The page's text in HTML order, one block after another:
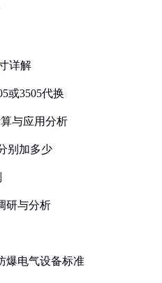
详解
或3505代换
与应用分析
别加多少
研与分析
爆电气设备标准